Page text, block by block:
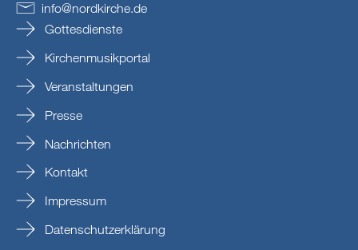
info@nordkirche.de
Gottesdienste
Kirchenmusikportal
Veranstaltungen
Presse
Nachrichten
Kontakt
Impressum
Datenschutzerklärung